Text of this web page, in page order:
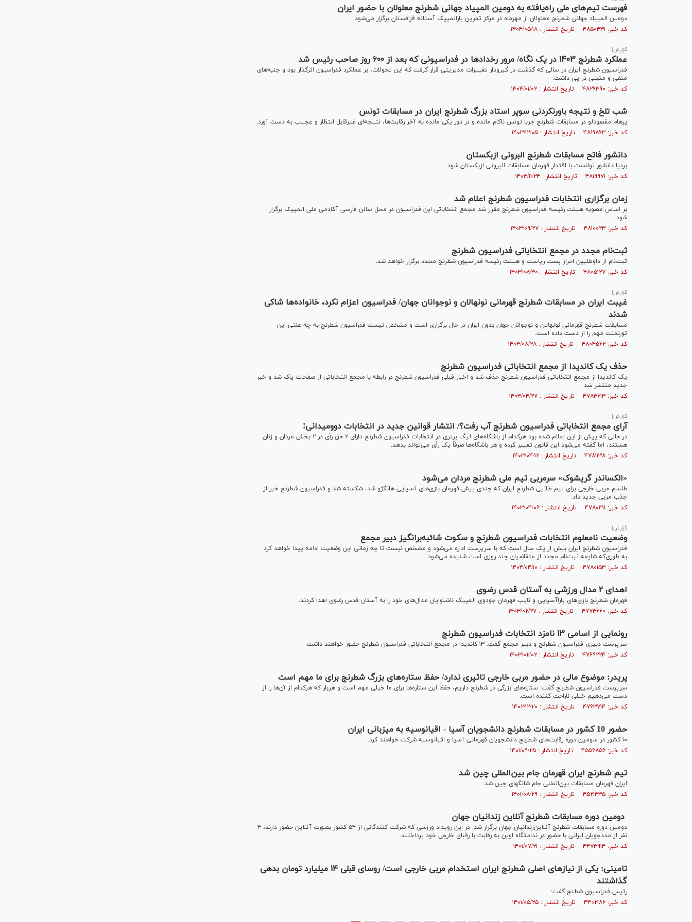
فهرست تیم‌های ملی راه‌یافته به دومین المپیاد جهانی شطرنج معلولان با حضور ایران
دومین المپیاد جهانی شطرنج معلولان از مهرماه در مرکز تمرین پارالمپیک آستانه قزاقستان برگزار می‌شود.
کد خبر: ۴۸۵۰۴۳۱ تاریخ انتشار : ۱۴۰۴/۰۵/۱۸
گزارش|
عملکرد شطرنج ۱۴۰۳ در یک نگاه/ مرور رخدادها در فدراسیونی که بعد از ۶۰۰ روز صاحب رئیس شد
فدراسیون شطرنج ایران در سالی که گذشت در گیرودار تغییرات مدیریتی قرار گرفت که این تحولات، بر عملکرد فدراسیون اثرگذار بود و جنبه‌های
منفی و مثبتی در پی داشت.
کد خبر: ۴۸۲۶۳۹۰ تاریخ انتشار : ۱۴۰۴/۰۱/۰۲
شب تلخ و نتیجه باورنکردنی سوپر استاد بزرگ شطرنج ایران در مسابقات تونس
پرهام مقصودلو در مسابقات شطرنج جربا تونس ناکام مانده و در دور یکی مانده به آخر رقابت‌ها، نتیجه‌ای غیرقابل انتظار و عجیب به دست آورد.
کد خبر: ۴۸۲۱۸۶۳ تاریخ انتشار : ۱۴۰۳/۱۲/۰۵
دانشور فاتح مسابقات شطرنج البرونی ازبکستان
بردیا دانشور توانست با اقتدار قهرمان مسابقات البرونی ازبکستان شود.
کد خبر: ۴۸۱۹۹۷۱ تاریخ انتشار : ۱۴۰۳/۱۱/۲۴
زمان برگزاری انتخابات فدراسیون شطرنج اعلام شد
بر اساس مصوبه هیئت رئیسه فدراسیون شطرنج مقرر شد مجمع انتخاباتی این فدراسیون در محل سالن فارسی آکادمی ملی المپیک برگزار
شود.
کد خبر: ۴۸۱۰۰۲۳ تاریخ انتشار : ۱۴۰۳/۰۹/۲۷
ثبت‌نام مجدد در مجمع انتخاباتی فدراسیون شطرنج
ثبت‌نام از داوطلبین احراز پست ریاست و هیئت رئیسه فدراسیون شطرنج مجدد برگزار خواهد شد.
کد خبر: ۴۸۰۵۱۲۷ تاریخ انتشار : ۱۴۰۳/۰۸/۳۰
گزارش|
غیبت ایران در مسابقات شطرنج قهرمانی نونهالان و نوجوانان جهان/ فدراسیون اعزام نکرد، خانواده‌ها شاکی
شدند
مسابقات شطرنج قهرمانی نونهالان و نوجوانان جهان بدون ایران در حال برگزاری است و مشخص نیست فدراسیون شطرنج به چه علتی این
تورنمنت مهم را از دست داده است.
کد خبر: ۴۸۰۴۵۶۲ تاریخ انتشار : ۱۴۰۳/۰۸/۲۸
حذف یک کاندیدا از مجمع انتخاباتی فدراسیون شطرنج
یک کاندیدا از مجمع انتخاباتی فدراسیون شطرنج حذف شد و اخبار قبلی فدراسیون شطرنج در رابطه با مجمع انتخاباتی از صفحات پاک شد و خبر
جدید منتشر شد.
کد خبر: ۴۷۸۳۶۱۳ تاریخ انتشار : ۱۴۰۳/۰۴/۲۷
گزارش|
آرای مجمع انتخاباتی فدراسیون شطرنج آب رفت؟/ انتشار قوانین جدید در انتخابات دوومیدانی!
در حالی که پیش از این اعلام شده بود هرکدام از باشگاه‌های لیگ برتری در انتخابات فدراسیون شطرنج دارای ۲ حق رأی در ۲ بخش مردان و زنان
هستند، اما گفته می‌شود این قانون تغییر کرده و هر باشگاه‌ها صرفاً یک رأی می‌تواند بدهد.
کد خبر: ۴۷۸۱۱۳۸ تاریخ انتشار : ۱۴۰۳/۰۴/۱۲
«الكساندر گريشوک» سرمربی تيم ملی شطرنج مردان می‌شود
طلسم مربی خارجی برای تیم طلایی شطرنج ایران که چندی پیش قهرمان بازی‌های آسیایی هانگژو شد، شکسته شد و فدراسیون شطرنج خبر از
جذب مربی جدید داد.
کد خبر: ۴۷۸۰۳۱۱ تاریخ انتشار : ۱۴۰۳/۰۴/۰۶
گزارش|
وضعیت نامعلوم انتخابات فدراسیون شطرنج و سکوت شائبه‌برانگیز دبیر مجمع
فدراسیون شطرنج ایران بیش از یک سال است که با سرپرست اداره می‌شود و مشخص نیست تا چه زمانی این وضعیت ادامه پیدا خواهد کرد
به طوری‌که شایعه ثبت‌نام مجدد از متقاضیان چند روزی است شنیده می‌شود.
کد خبر: ۴۷۸۰۱۵۳ تاریخ انتشار : ۱۴۰۳/۰۴/۱۰
اهدای ۲ مدال ورزشی به آستان قدس رضوی
قهرمان شطرنج بازی‌های پاراآسیایی و نایب قهرمان جودوی المپیک ناشنوایان مدال‌های خود را به آستان قدس رضوی اهدا کردند.
کد خبر: ۴۷۷۳۶۶۰ تاریخ انتشار : ۱۴۰۳/۰۲/۲۷
رونمایی از اسامی ۱۳ نامزد انتخابات فدراسیون شطرنج
سرپرست دبیری فدراسیون شطرنج و دبیر مجمع گفت: ۱۳ کاندیدا در مجمع انتخاباتی فدراسیون شطرنج حضور خواهند داشت.
کد خبر: ۴۷۶۹۲۲۴ تاریخ انتشار : ۱۴۰۳/۰۲/۰۲
پریدر: موضوع مالی در حضور مربی خارجی تاثیری ندارد/ حفظ ستاره‌های بزرگ شطرنج برای ما مهم است
سرپرست فدراسیون شطرنج گفت: ستاره‌های بزرگی در شطرنج داریم، حفظ این ستاره‌ها برای ما خیلی مهم است و هربار که هرکدام از آن‌ها را از
دست می‌دهیم خیلی ناراحت کننده است.
کد خبر: ۴۷۶۳۷۱۴ تاریخ انتشار : ۱۴۰۲/۱۲/۲۰
حضور 10 کشور در مسابقات شطرنج دانشجویان آسیا - اقیانوسیه به میزبانی ایران
۱۰ کشور در سومین دوره رقابت‌های شطرنج دانشجویان قهرمانی آسیا و اقیانوسیه شرکت خواهند کرد.
کد خبر: ۴۵۵۶۸۵۶ تاریخ انتشار : ۱۴۰۱/۰۹/۲۵
تیم شطرنج ایران قهرمان جام بین‌المللی چین شد
ایران قهرمان مسابقات بین‌المللی جام شانگهاى چین شد.
کد خبر: ۴۵۲۱۳۳۵ تاریخ انتشار : ۱۴۰۱/۰۸/۲۹
دومین دوره مسابقات شطرنج آنلاین‌ زندانیان جهان
دومین دوره مسابقات شطرنج آنلاین‌زندانیان جهان برگزار شد. در این رویداد ورزشی که شرکت کنندگانی از ۵۴ کشور بصورت آنلاین حضور دارند، ۴
نفر از مددجویان ایرانی با حضور در ندامتگاه اوین به رقابت با رقبای خارجی خود پرداختند.
کد خبر: ۴۴۷۳۹۱۴ تاریخ انتشار : ۱۴۰۱/۰۷/۲۱
تامینی: یکی از نیازهای اصلی شطرنج ایران استخدام مربی خارجی است/ روسای قبلی ۱۴ میلیارد تومان بدهی
گذاشتند
رئیس فدراسیون شطنج گفت:
کد خبر: ۴۴۰۲۱۸۶ تاریخ انتشار : ۱۴۰۱/۰۵/۲۵